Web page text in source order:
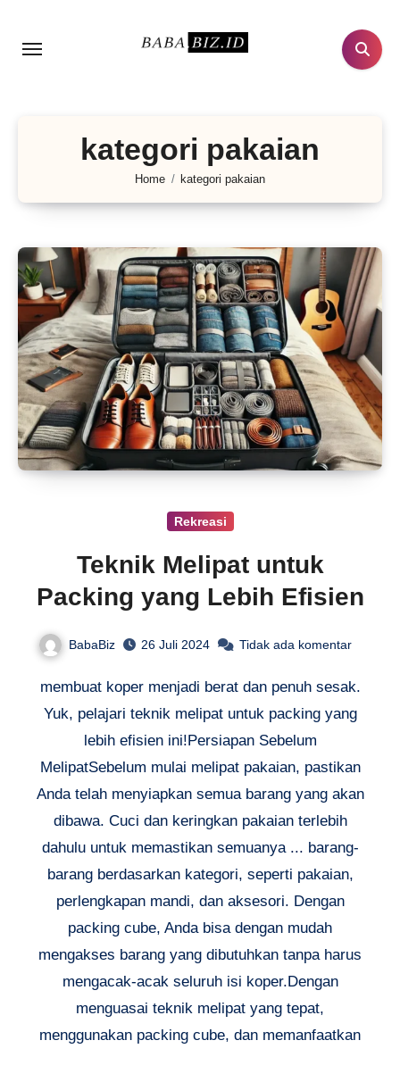
kategori pakaian
Home kategori pakaian
Rekreasi
Teknik Melipat untuk
Packing yang Lebih Efisien
BabaBiz 26 Juli 2024 Tidak ada komentar
membuat koper menjadi berat dan penuh sesak.
Yuk, pelajari teknik melipat untuk packing yang
lebih efisien ini!Persiapan Sebelum
MelipatSebelum mulai melipat pakaian, pastikan
Anda telah menyiapkan semua barang yang akan
dibawa. Cuci dan keringkan pakaian terlebih
dahulu untuk memastikan semuanya ... barang-
barang berdasarkan kategori, seperti pakaian,
perlengkapan mandi, dan aksesori. Dengan
packing cube, Anda bisa dengan mudah
mengakses barang yang dibutuhkan tanpa harus
mengacak-acak seluruh isi koper.Dengan
menguasai teknik melipat yang tepat,
menggunakan packing cube, dan memanfaatkan